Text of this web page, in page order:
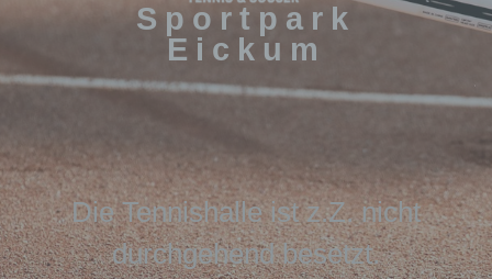
Sportpark
Eickum
Die Tennishalle ist z.Z. nicht
durchgehend besetzt.